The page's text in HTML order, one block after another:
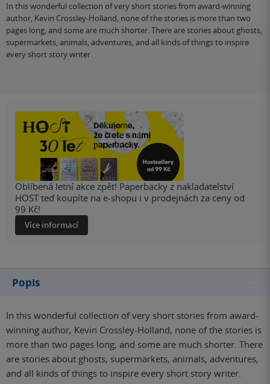
In this wonderful collection of very short stories from award-winning
author, Kevin Crossley-Holland, none of the stories is more than two
pages long, and some are much shorter. There are stories about ghosts,
supermarkets, animals, adventures, and all kinds of things to inspire
every short story writer.
Oblíbená letní akce zpět! Paperbacky z nakladatelství
HOST teď koupíte na e-shopu i v prodejnách za ceny od
99 Kč!
Více informací
Popis
In this wonderful collection of very short stories from award-
winning author, Kevin Crossley-Holland, none of the stories is
more than two pages long, and some are much shorter. There
are stories about ghosts, supermarkets, animals, adventures,
and all kinds of things to inspire every short story writer.